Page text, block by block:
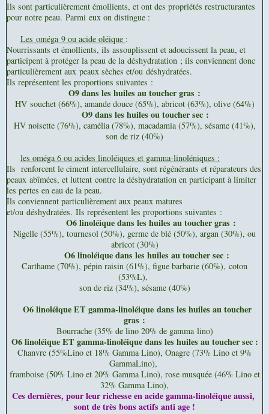
Ils sont particulièrement émollients, et ont des propriétés restructurantes
pour notre peau. Parmi eux on distingue :
Les oméga 9 ou acide oléique :
Nourrissants et émollients, ils assouplissent et adoucissent la peau, et
participent à protéger la peau de la déshydratation ; ils conviennent donc
particulièrement aux peaux sèches et/ou déshydratées.
Ils représentent les proportions suivantes :
O9 dans les huiles au toucher gras :
HV souchet (66%), amande douce (65%), abricot (63%), olive (64%)
O9 dans les huiles ou toucher sec :
HV noisette (76%), camélia (78%), macadamia (57%), sésame (41%),
son de riz (40%)
les oméga 6 ou acides linoléiques et gamma-linoléniques :
Ils renforcent le ciment intercellulaire, sont régénérants et réparateurs des
peaux abîmées, et luttent contre la déshydratation en participant à limiter
les pertes en eau de la peau.
Ils conviennent particulièrement aux peaux matures
et/ou déshydratées. Ils représentent les proportions suivantes :
O6 linoléique dans les huiles au toucher gras :
Nigelle (55%), tournesol (50%), germe de blé (50%), argan (30%), ou
abricot (30%)
O6 linoléique dans les huiles au toucher sec :
Carthame (70%), pépin raisin (61%), figue barbarie (60%), coton
(53%L),
son de riz (34%), sésame (40%)
O6 linoléique ET gamma-linoléique dans les huiles au toucher
gras :
Bourrache (35% de lino 20% de gamma lino)
O6 linoléique ET gamma-linoléique dans les huiles au toucher sec :
Chanvre (55%Lino et 18% Gamma Lino), Onagre (73% Lino et 9%
GammaLino),
framboise (50% Lino et 20% Gamma Lino), rose musquée (46% Lino et
32% Gamma Lino),
Ces dernières, pour leur richesse en acide gamma-linoléique aussi,
sont de très bons actifs anti age !